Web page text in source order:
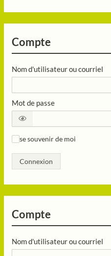
Compte
Nom d'utilisateur ou courriel
Mot de passe
se souvenir de moi
Connexion
Compte
Nom d'utilisateur ou courriel